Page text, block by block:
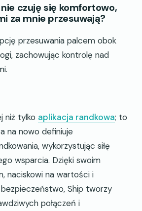
czuję się komfortowo,
za mnie przesuwają?
przesuwania palcem obok
zachowując kontrolę nad
niż tylko aplikacja randkowa; to
na nowo definiuje
wykorzystując siłę
wsparcia. Dzięki swoim
naciskowi na wartości i
Ship tworzy
połączeń i